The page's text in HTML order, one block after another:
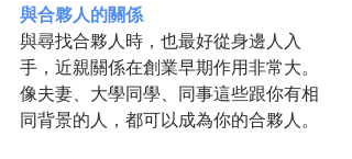
與合夥人的關係
與尋找合夥人時，也最好從身邊人入
手，近親關係在創業早期作用非常大。
像夫妻、大學同學、同事這些跟你有相
同背景的人，都可以成為你的合夥人。